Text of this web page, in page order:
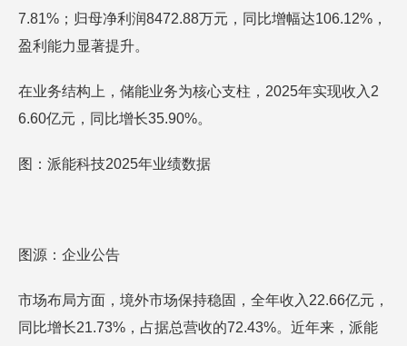
7.81%；归母净利润8472.88万元，同比增幅达106.12%，
盈利能力显著提升。
在业务结构上，储能业务为核心支柱，2025年实现收入2
6.60亿元，同比增长35.90%。
图：派能科技2025年业绩数据
图源：企业公告
市场布局方面，境外市场保持稳固，全年收入22.66亿元，
同比增长21.73%，占据总营收的72.43%。近年来，派能